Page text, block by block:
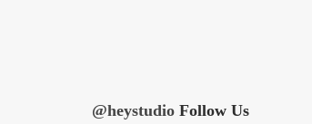
Follow Us
@heystudio